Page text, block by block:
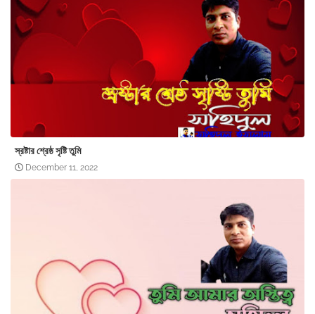
স্রষ্টার শ্রেষ্ঠ সৃষ্টি তুমি
December 11, 2022